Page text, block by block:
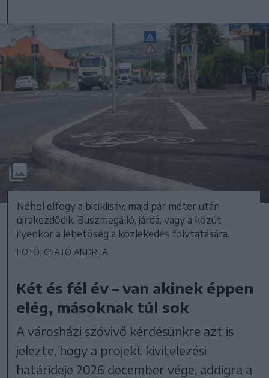
Néhol elfogy a biciklisáv, majd pár méter után
újrakezdődik. Buszmegálló, járda, vagy a közút
ilyenkor a lehetőség a közlekedés folytatására.
FOTÓ: CSATÓ ANDREA
Két és fél év – van akinek éppen
elég, másoknak túl sok
A városházi szóvivő kérdésünkre azt is
jelezte, hogy a projekt kivitelezési
határideje 2026 december vége, addigra a